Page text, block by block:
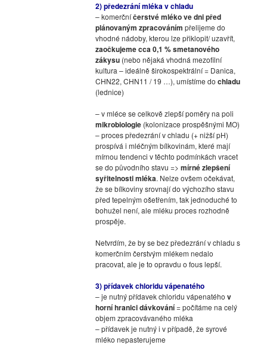
2) předezrání mléka v chladu
– komerčníčerstvé mléko ve dni před
plánovaným zpracováním přelijeme do
vhodné nádoby, kterou lze přiklopit/ uzavřít,
zaočkujeme cca 0,1 % smetanového
zákysu (nebo nějaká vhodná mezofilní
kultura – ideálně širokospektrální = Danica,
CHN22, CHN11 / 19 …), umístíme do chladu
(lednice)
– v mléce se celkově zlepší poměry na poli
mikrobiologie (kolonizace prospěšnými MO)
– proces předezrání v chladu (+ nižší pH)
prospívá i mléčným bílkovinám, které mají
mírnou tendenci v těchto podmínkách vracet
se do původního stavu => mírné zlepšení
syřitelnosti mléka. Nelze ovšem očekávat,
že se bílkoviny srovnají do výchozího stavu
před tepelným ošetřením, tak jednoduché to
bohužel není, ale mléku proces rozhodně
prospěje.
Netvrdím, že by se bez předezrání v chladu s
komerčním čerstvým mlékem nedalo
pracovat, ale je to opravdu o fous lepší.
3) přídavek chloridu vápenatého
– je nutný přídavek chloridu vápenatého v
horní hranici dávkování= počítáme na celý
objem zpracovávaného mléka
– přídavek je nutný i v případě, že syrové
mléko nepasterujeme